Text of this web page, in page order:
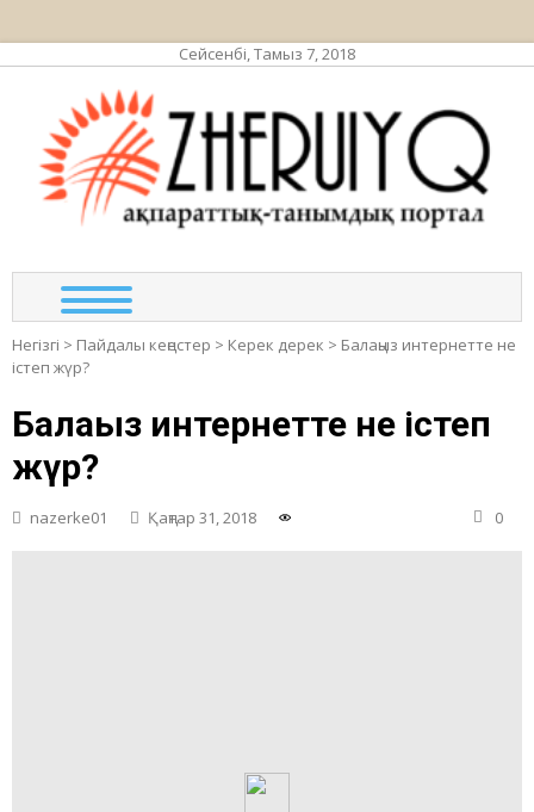
Сейсенбі, Тамыз 7, 2018
Негізгі > Пайдалы кеңестер > Керек дерек > Балаңыз интернетте не
істеп жүр?
Балаңыз интернетте не істеп
жүр?
nazerke01 Қаңтар 31, 2018 0